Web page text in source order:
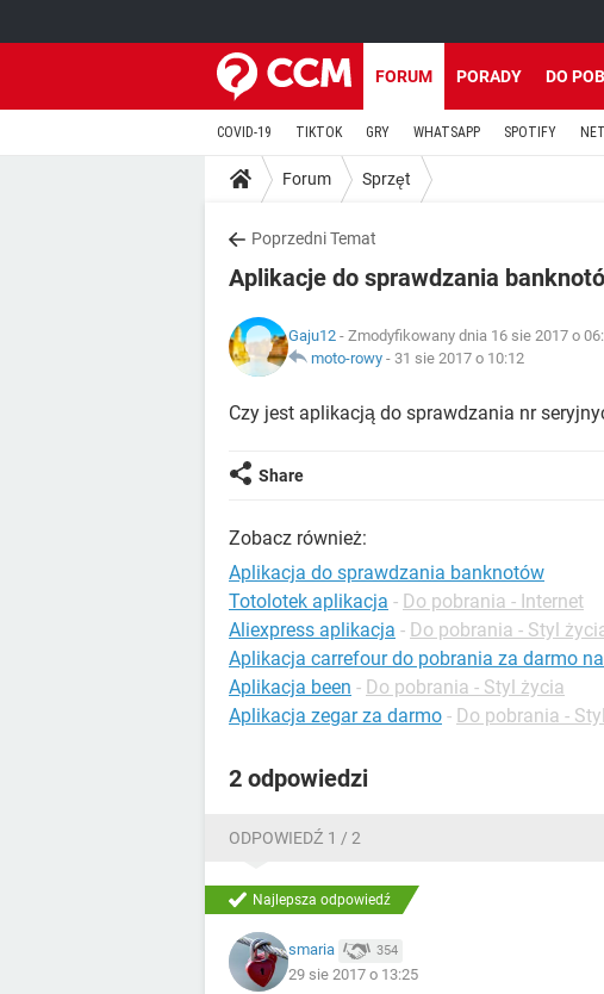
FORUM PORADY DO
COVID-19 TIKTOK GRY WHATSAPP SPOTIFY
Forum Sprzęt
Poprzedni Temat
Aplikacje do sprawdzania
Gaju12 - Zmodyfikowany dnia 16 sie 2017 o
moto-rowy - 31 sie 2017 o 10:12
Czy jest aplikacją do sprawdzania nr
Share
Zobacz również:
Aplikacja do sprawdzania banknotów
Totolotek aplikacja - Do pobrania - Internet
Aliexpress aplikacja - Do pobrania - Styl
Aplikacja carrefour do pobrania za darmo
Aplikacja been - Do pobrania - Styl życia
Aplikacja zegar za darmo - Do pobrania -
2 odpowiedzi
ODPOWIEDŹ 1 / 2
Najlepsza odpowiedź
smaria 354
29 sie 2017 o 13:25